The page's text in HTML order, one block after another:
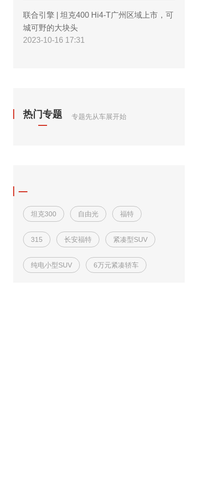
联合引擎 | 坦克400 Hi4-T广州区域上市，可
城可野的大块头
2023-10-16 17:31
热门专题 专题先从车展开始
坦克300 自由光 福特
315 长安福特 紧凑型SUV
纯电小型SUV 6万元紧凑轿车